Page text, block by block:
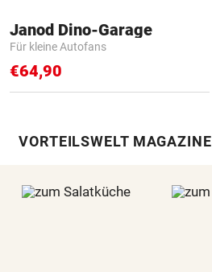
Janod Dino-Garage
Für kleine Autofans
€64,90
VORTEILSWELT MAGAZINE